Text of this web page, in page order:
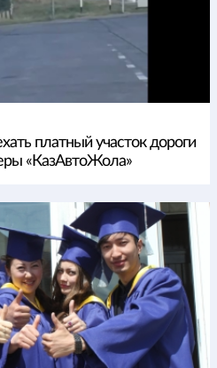
платный участок дороги
«КазАвтоЖола»